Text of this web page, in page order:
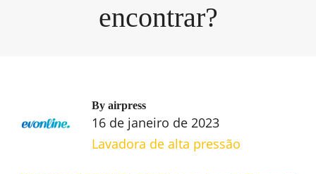
encontrar?
By airpress
16 de janeiro de 2023
Lavadora de alta pressão